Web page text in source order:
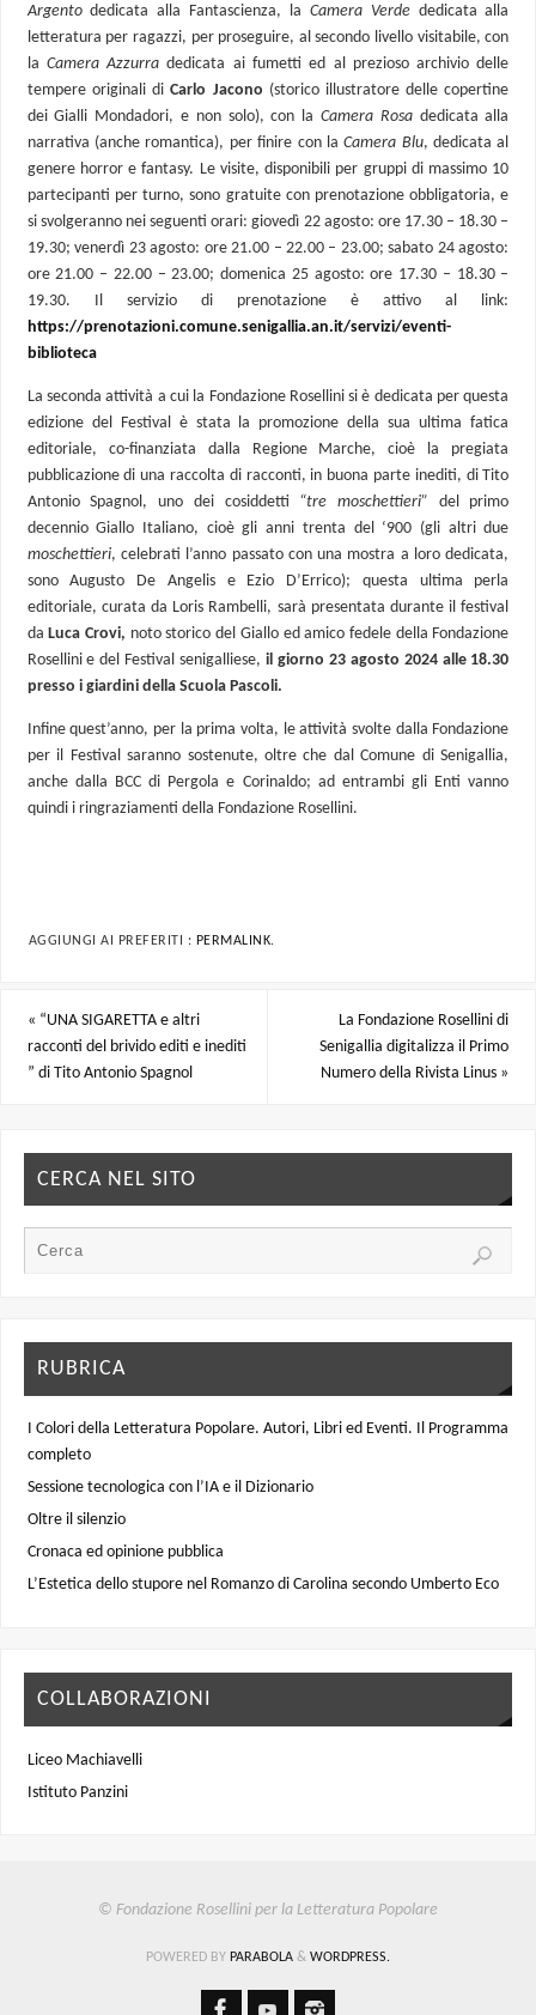
Argentodedicata alla Fantascienza, la Camera Verdededicata alla
letteratura per ragazzi, per proseguire, al secondo livello visitabile, con
la Camera Azzurra dedicata ai fumetti ed al prezioso archivio delle
tempere originali di Carlo Jacono (storico illustratore delle copertine
dei Gialli Mondadori, e non solo), con laCamera Rosadedicata alla
narrativa (anche romantica), per finire con laCamera Blu, dedicata al
genere horror e fantasy. Le visite, disponibili per gruppi di massimo 10
partecipanti per turno, sono gratuite con prenotazione obbligatoria, e
si svolgeranno nei seguenti orari: giovedì 22 agosto: ore 17.30 – 18.30 –
19.30; venerdì 23 agosto: ore 21.00 – 22.00 – 23.00; sabato 24 agosto:
ore 21.00 – 22.00 – 23.00; domenica 25 agosto: ore 17.30 – 18.30 –
19.30. Il servizio di prenotazione è attivo al link:
https://prenotazioni.comune.senigallia.an.it/servizi/eventi-
biblioteca
La seconda attività a cui la Fondazione Rosellini si è dedicata per questa
edizione del Festival è stata la promozione della sua ultima fatica
editoriale, co-finanziata dalla Regione Marche, cioè la pregiata
pubblicazione di una raccolta di racconti, in buona parte inediti, di Tito
Antonio Spagnol, uno dei cosiddetti “tre moschettieri” del primo
decennio Giallo Italiano, cioè gli anni trenta del ‘900 (gli altri due
moschettieri, celebrati l’anno passato con una mostra a loro dedicata,
sono Augusto De Angelis e Ezio D’Errico); questa ultima perla
editoriale, curata da Loris Rambelli, sarà presentata durante il festival
da Luca Crovi, noto storico del Giallo ed amico fedele della Fondazione
Rosellini e del Festival senigalliese, il giorno 23 agosto 2024 alle 18.30
presso i giardini della Scuola Pascoli.
Infine quest’anno, per la prima volta, le attività svolte dalla Fondazione
per il Festival saranno sostenute, oltre che dal Comune di Senigallia,
anche dalla BCC di Pergola e Corinaldo; ad entrambi gli Enti vanno
quindi i ringraziamenti della Fondazione Rosellini.
AGGIUNGI AI PREFERITI : PERMALINK.
« “UNA SIGARETTA e altri
racconti del brivido editi e inediti
” di Tito Antonio Spagnol
La Fondazione Rosellini di
Senigallia digitalizza il Primo
Numero della Rivista Linus »
CERCA NEL SITO
RUBRICA
I Colori della Letteratura Popolare. Autori, Libri ed Eventi. Il Programma
completo
Sessione tecnologica con l’IA e il Dizionario
Oltre il silenzio
Cronaca ed opinione pubblica
L’Estetica dello stupore nel Romanzo di Carolina secondo Umberto Eco
COLLABORAZIONI
Liceo Machiavelli
Istituto Panzini
© Fondazione Rosellini per la Letteratura Popolare
POWERED BY PARABOLA & WORDPRESS.